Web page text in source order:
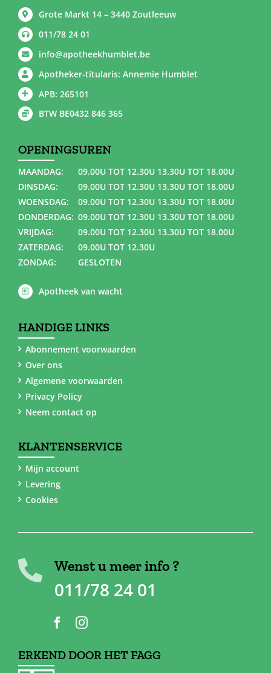
Grote Markt 14 – 3440 Zoutleeuw
011/78 24 01
info@apotheekhumblet.be
Apotheker-titularis: Annemie Humblet
APB: 265101
BTW BE0432 846 365
OPENINGSUREN
MAANDAG:
09.00U TOT 12.30U 13.30U TOT 18.00U
DINSDAG:
09.00U TOT 12.30U 13.30U TOT 18.00U
WOENSDAG:
09.00U TOT 12.30U 13.30U TOT 18.00U
DONDERDAG: 09.00U TOT 12.30U 13.30U TOT 18.00U
VRIJDAG:
09.00U TOT 12.30U 13.30U TOT 18.00U
ZATERDAG:
09.00U TOT 12.30U
ZONDAG:
GESLOTEN
Apotheek van wacht
HANDIGE LINKS
Abonnement voorwaarden
Over ons
Algemene voorwaarden
Privacy Policy
Neem contact op
KLANTENSERVICE
Mijn account
Levering
Cookies
Wenst u meer info ?
011/78 24 01
ERKEND DOOR HET FAGG